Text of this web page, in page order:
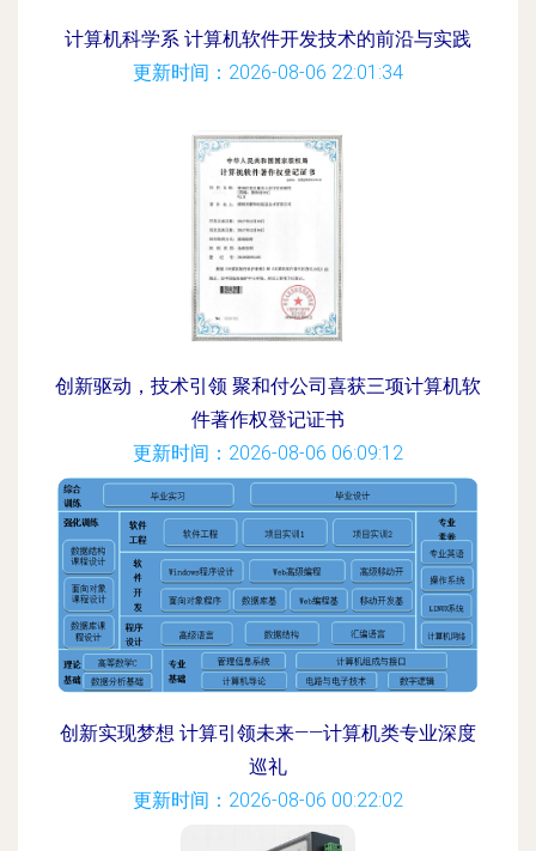
计算机科学系 计算机软件开发技术的前沿与实践
更新时间：2026-08-06 22:01:34
创新驱动，技术引领 聚和付公司喜获三项计算机软
件著作权登记证书
更新时间：2026-08-06 06:09:12
创新实现梦想 计算引领未来——计算机类专业深度
巡礼
更新时间：2026-08-06 00:22:02